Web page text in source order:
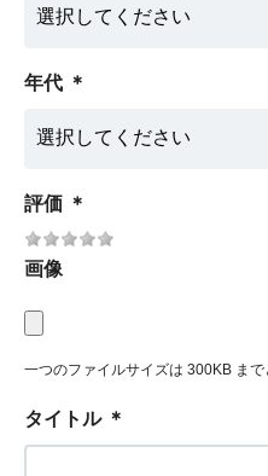
年代 ＊
評価 ＊
画像
一つのファイルサイズは 300KB まで
タイトル ＊